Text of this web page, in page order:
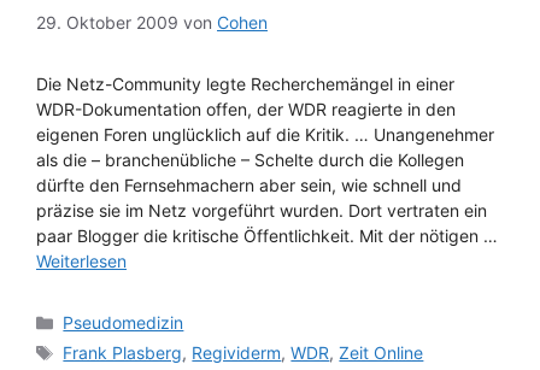
29. Oktober 2009 von Cohen
Die Netz-Community legte Recherchemängel in einer
WDR-Dokumentation offen, der WDR reagierte in den
eigenen Foren unglücklich auf die Kritik. … Unangenehmer
als die – branchenübliche – Schelte durch die Kollegen
dürfte den Fernsehmachern aber sein, wie schnell und
präzise sie im Netz vorgeführt wurden. Dort vertraten ein
paar Blogger die kritische Öffentlichkeit. Mit der nötigen …
Weiterlesen
Kategorien
Pseudomedizin
Schlagwörter
Frank Plasberg, Regividerm,WDR,Zeit Online